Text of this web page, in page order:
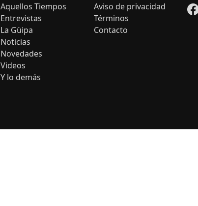
Aquellos Tiempos
Entrevistas
La Güipa
Noticias
Novedades
Videos
Y lo demás
Aviso de privacidad
Términos
Contacto